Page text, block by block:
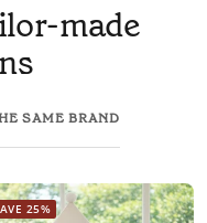
made
SAME BRAND
25%